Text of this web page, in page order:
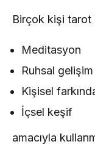
Birçok kişi tarot
Meditasyon
Ruhsal gelişim
Kişisel
İçsel keşif
amacıyla